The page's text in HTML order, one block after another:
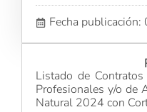
Fecha
Listado de
Profesionales y/o de
Natural 2024 con